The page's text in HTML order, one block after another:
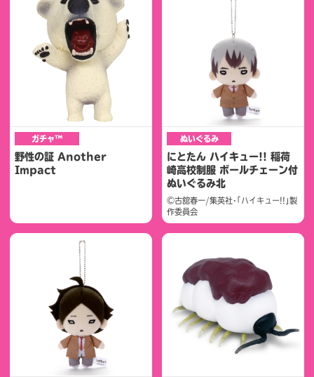
ガチャ™
野性の証 Another
Impact
ぬいぐるみ
にとたん ハイキュー!! 稲荷
崎高校制服 ボールチェーン付
ぬいぐるみ北
©古舘春一/集英社･｢ハイキュー!!｣製
作委員会